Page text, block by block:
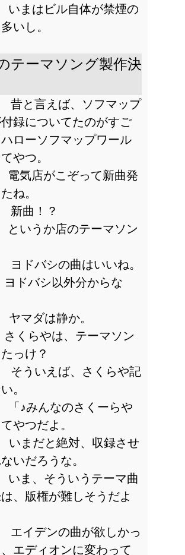
ビル自体が禁煙の
いし。
テーマソング製作決
言えば、ソフマップ
録についてたのがすご
ローソフマップワール
やつ。
店がこぞって新曲発
ね。
！？
うか店のテーマソン
バシの曲はいいね。
バシ以外分からな
ダは静か。
らやは、テーマソン
っけ？
いえば、さくらや記
。
んなのさくーらや
やつだよ。
と絶対、収録させ
いだろうな。
そういうテーマ曲
、版権が難しそうだよ
デンの曲が欲しかっ
エディオンに変わって